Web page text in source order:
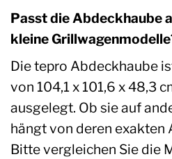
Passt die Abdeckhaube
kleine
Die tepro Abdeckhaube
von 104,1 x 101,6 x 48,3
ausgelegt. Ob sie auf
hängt von deren exakten
Bitte vergleichen Sie die